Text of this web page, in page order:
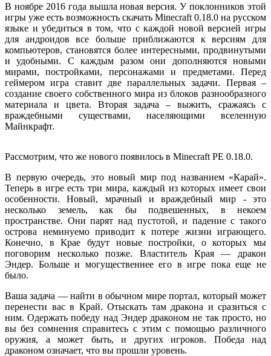
В ноябре 2016 года вышла новая версия. У поклонников этой
игры уже есть возможность скачать Minecraft 0.18.0 на русском
языке и убедиться в том, что с каждой новой версией игры
для андроидов все больше приближаются к версиям для
компьютеров, становятся более интересными, продвинутыми
и удобными. С каждым разом они дополняются новыми
мирами, постройками, персонажами и предметами. Перед
геймером игра ставит две параллельных задачи. Первая –
создание своего собственного мира из блоков разнообразного
материала и цвета. Вторая задача – выжить, сражаясь с
враждебными существами, населяющими вселенную
Майнкрафт.
Рассмотрим, что же нового появилось в Minecraft РЕ 0.18.0.
В первую очередь, это новый мир под названием «Карай».
Теперь в игре есть три мира, каждый из которых имеет свои
особенности. Новый, мрачный и враждебный мир - это
несколько земель, как бы подвешенных, в некоем
пространстве. Они парят над пустотой, и падение с такого
острова неминуемо приводит к потере жизни играющего.
Конечно, в Крае будут новые постройки, о которых мы
поговорим несколько позже. Властитель Края — дракон
Эндер. Больше и могущественнее его в игре пока еще не
было.
Ваша задача — найти в обычном мире портал, который может
перенести вас в Край. Отыскать там дракона и сразиться с
ним. Одержать победу над Эндер драконом не так просто, но
вы без сомнения справитесь с этим с помощью различного
оружия, а может быть, и других игроков. Победа над
драконом означает, что вы прошли уровень.